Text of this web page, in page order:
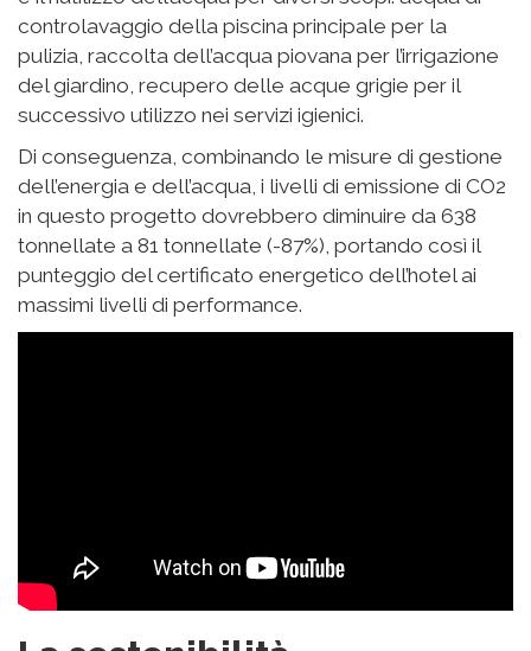
energia rinnovabile, riducendo così a zero l’impronta
di carbonio dell’hotel.
L’hotel funzionerà principalmente con risorse
rinnovabili come la biomassa, l’energia geotermica
e solare e integrerà criteri di efficienza energetica
che ridurranno il suo consumo di elettricità del 40%
rispetto al sistema attuale. Per esempio, il calore di
scarto dei macchinari per l’aria condizionata sarà
usato per preriscaldare l’acqua calda domestica,
così come le piscine riscaldate. Inoltre, avrà un
Building Management System (BMS), che migliorerà
un’ottimizzazione continua del ciclo dell’acqua,
utilizzando la tecnologia domotica e i sensori per
garantire un consumo minimo.